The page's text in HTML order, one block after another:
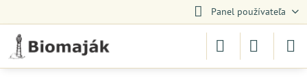
Panel používateľa